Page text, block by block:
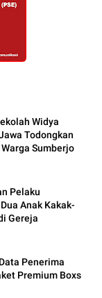
Widya
Todongkan
Sumberjo
Pelaku
Gereja
Penerima
Premium Boxs